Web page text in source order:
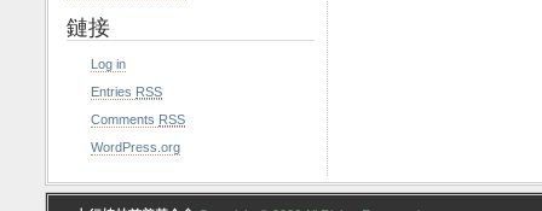
鏈接
Log in
Entries RSS
Comments RSS
WordPress.org